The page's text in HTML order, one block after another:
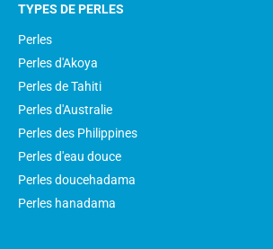
TYPES DE PERLES
Perles
Perles d'Akoya
Perles de Tahiti
Perles d'Australie
Perles des Philippines
Perles d'eau douce
Perles doucehadama
Perles hanadama